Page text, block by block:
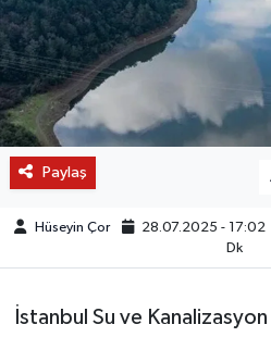
Paylaş
Hüseyin Çor 28.07.2025 - 17:02
Dk
İstanbul Su ve